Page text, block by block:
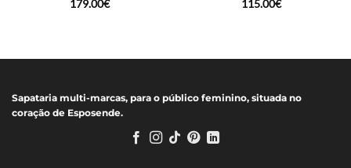
179.00€
115.00€
Sapataria multi-marcas, para o público feminino, situada no
coração de Esposende.